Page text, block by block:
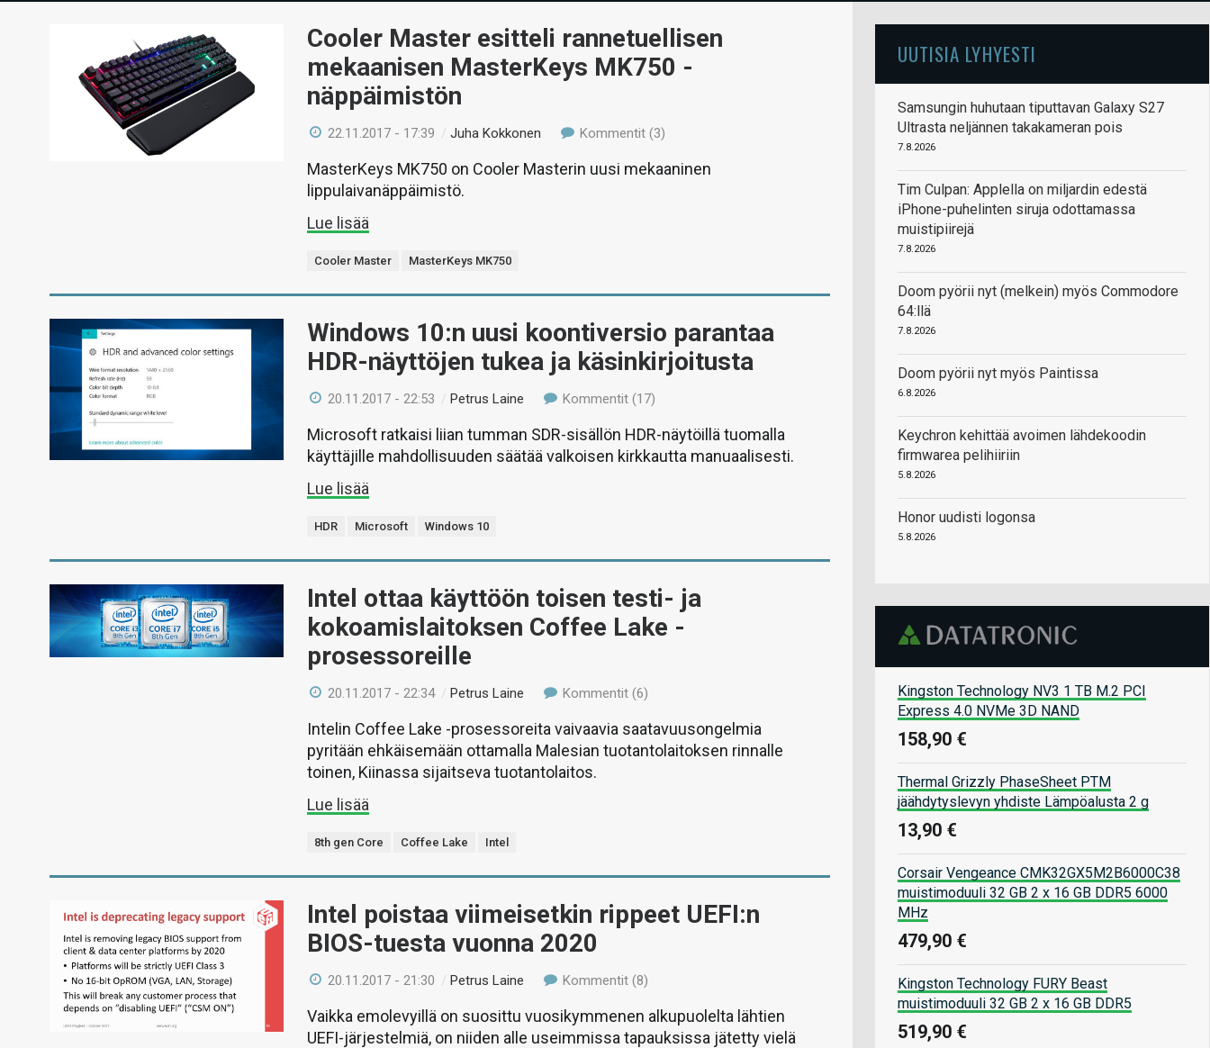
Cooler Master esitteli rannetuellisen
mekaanisen MasterKeys MK750 -
näppäimistön
22.11.2017 - 17:39 /Juha Kokkonen Kommentit (3)
MasterKeys MK750 on Cooler Masterin uusi mekaaninen
lippulaivanäppäimistö.
Lue lisää
Cooler Master MasterKeys MK750
Windows 10:n uusi koontiversio parantaa
HDR-näyttöjen tukea ja käsinkirjoitusta
20.11.2017 - 22:53 /Petrus Laine Kommentit (17)
Microsoft ratkaisi liian tumman SDR-sisällön HDR-näytöillä tuomalla
käyttäjille mahdollisuuden säätää valkoisen kirkkautta manuaalisesti.
Lue lisää
HDR Microsoft Windows 10
Intel ottaa käyttöön toisen testi- ja
kokoamislaitoksen Coffee Lake -
prosessoreille
20.11.2017 - 22:34 /Petrus Laine Kommentit (6)
Intelin Coffee Lake -prosessoreita vaivaavia saatavuusongelmia
pyritään ehkäisemään ottamalla Malesian tuotantolaitoksen rinnalle
toinen, Kiinassa sijaitseva tuotantolaitos.
Lue lisää
8th gen Core Coffee Lake Intel
Intel poistaa viimeisetkin rippeet UEFI:n
BIOS-tuesta vuonna 2020
20.11.2017 - 21:30 /Petrus Laine Kommentit (8)
Vaikka emolevyillä on suosittu vuosikymmenen alkupuolelta lähtien
UEFI-järjestelmiä, on niiden alle useimmissa tapauksissa jätetty vielä
UUTISIA LYHYESTI
Samsungin huhutaan tiputtavan Galaxy S27
Ultrasta neljännen takakameran pois
7.8.2026
Tim Culpan: Applella on miljardin edestä
iPhone-puhelinten siruja odottamassa
muistipiirejä
7.8.2026
Doom pyörii nyt (melkein) myös Commodore
64:llä
7.8.2026
Doom pyörii nyt myös Paintissa
6.8.2026
Keychron kehittää avoimen lähdekoodin
firmwarea pelihiiriin
5.8.2026
Honor uudisti logonsa
5.8.2026
Kingston Technology NV3 1 TB M.2 PCI
Express 4.0 NVMe 3D NAND
158,90 €
Thermal Grizzly PhaseSheet PTM
jäähdytyslevyn yhdiste Lämpöalusta 2 g
13,90 €
Corsair Vengeance CMK32GX5M2B6000C38
muistimoduuli 32 GB 2 x 16 GB DDR5 6000
MHz
479,90 €
Kingston Technology FURY Beast
muistimoduuli 32 GB 2 x 16 GB DDR5
519,90 €